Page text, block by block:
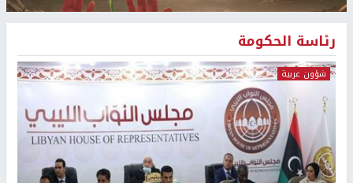
رئاسة الحكومة
شؤون عربية